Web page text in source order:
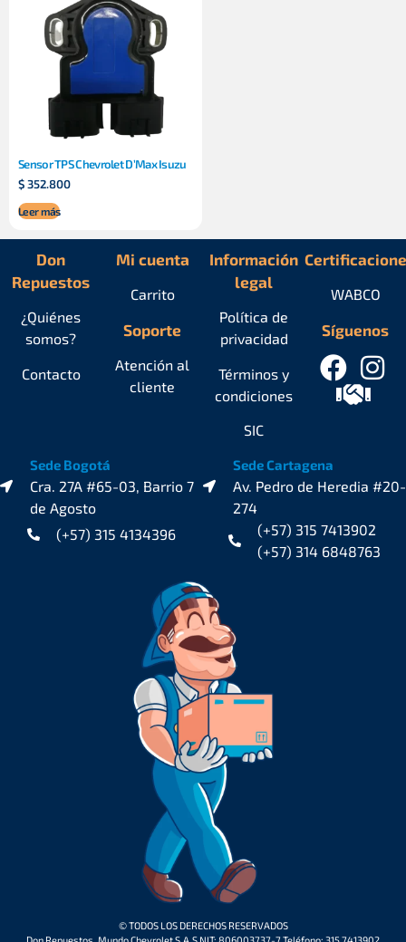
Sensor TPS Chevrolet D’Max Isuzu
$352.800
Leer más
Don
Repuestos
¿Quiénes
somos?
Contacto
Mi cuenta
Carrito
Soporte
Atención al
cliente
Información
legal
Política de
privacidad
Términos y
condiciones
SIC
Síguenos
WABCO
Sede Bogotá
Cra. 27A #65-03, Barrio 7
de Agosto
(+57) 315 4134396
Sede Cartagena
Av. Pedro de Heredia #20-
274
(+57) 315 7413902
(+57) 314 6848763
© TODOS LOS DERECHOS RESERVADOS